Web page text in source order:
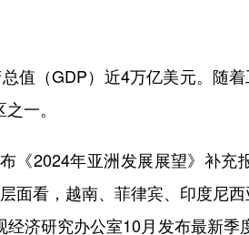
（GDP）近4万亿美元。随着
一。
2024年亚洲发展展望》补充
面看，越南、菲律宾、印度尼
济研究办公室10月发布最新季